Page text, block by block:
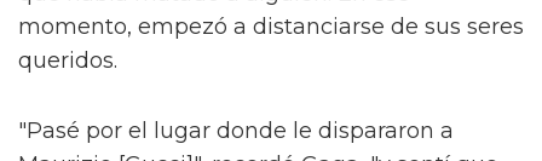
momento, empezó a distanciarse de sus seres
queridos.
"Pasé por el lugar donde le dispararon a